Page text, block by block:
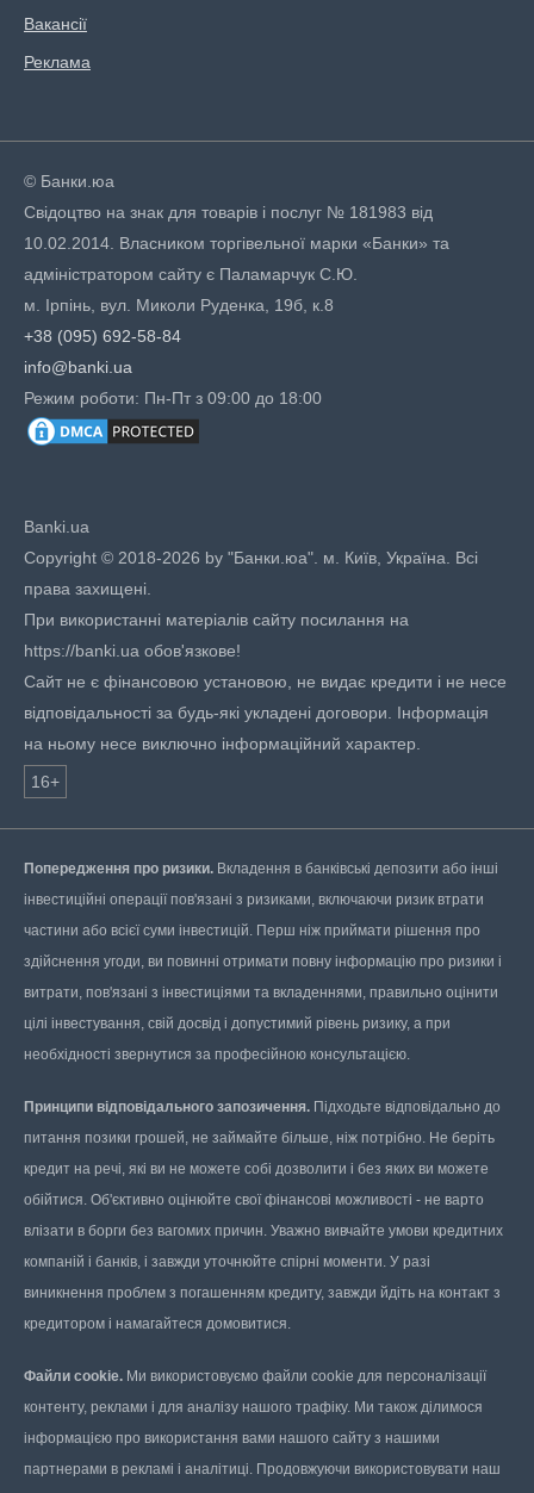
Вакансії
Реклама
© Банки.юа
Свідоцтво на знак для товарів і послуг № 181983 від
10.02.2014. Власником торгівельної марки «Банки» та
адміністратором сайту є Паламарчук С.Ю.
м. Ірпінь, вул. Миколи Руденка, 19б, к.8
+38 (095) 692-58-84
info@banki.ua
Режим роботи: Пн-Пт з 09:00 до 18:00
Banki.ua
Copyright © 2018-2026 by "Банки.юа". м. Київ, Україна. Всі
права захищені.
При використанні матеріалів сайту посилання на
https://banki.ua обов'язкове!
Сайт не є фінансовою установою, не видає кредити і не несе
відповідальності за будь-які укладені договори. Інформація
на ньому несе виключно інформаційний характер.
16+
Попередження про ризики. Вкладення в банківські депозити або інші
інвестиційні операції пов'язані з ризиками, включаючи ризик втрати
частини або всієї суми інвестицій. Перш ніж приймати рішення про
здійснення угоди, ви повинні отримати повну інформацію про ризики і
витрати, пов'язані з інвестиціями та вкладеннями, правильно оцінити
цілі інвестування, свій досвід і допустимий рівень ризику, а при
необхідності звернутися за професійною консультацією.
Принципи відповідального запозичення. Підходьте відповідально до
питання позики грошей, не займайте більше, ніж потрібно. Не беріть
кредит на речі, які ви не можете собі дозволити і без яких ви можете
обійтися. Об'єктивно оцінюйте свої фінансові можливості - не варто
влізати в борги без вагомих причин. Уважно вивчайте умови кредитних
компаній і банків, і завжди уточнюйте спірні моменти. У разі
виникнення проблем з погашенням кредиту, завжди йдіть на контакт з
кредитором і намагайтеся домовитися.
Файли cookie. Ми використовуємо файли cookie для персоналізації
контенту, реклами і для аналізу нашого трафіку. Ми також ділимося
інформацією про використання вами нашого сайту з нашими
партнерами в рекламі і аналітиці. Продовжуючи використовувати наш